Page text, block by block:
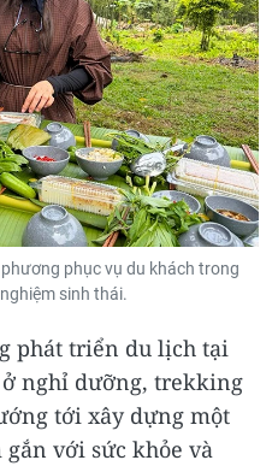
phục vụ du khách trong
sinh thái.
phát triển du lịch tại
nghỉ dưỡng, trekking
tới xây dựng một
với sức khỏe và